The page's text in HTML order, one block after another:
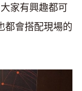
家有興趣都可
都會搭配現場的